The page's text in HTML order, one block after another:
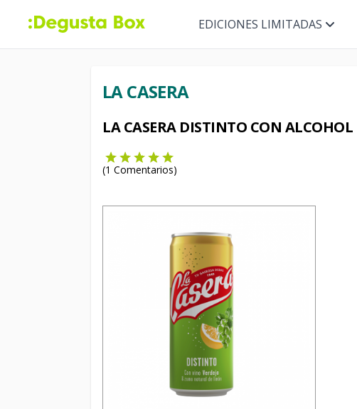
EDICIONES LIMITADAS
LA CASERA
LA CASERA DISTINTO CON ALCOHOL
(1 Comentarios)